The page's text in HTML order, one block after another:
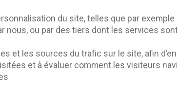
du site, telles que par exemple
nous, ou par des tiers dont les services
et les sources du trafic sur le site, afin
et à évaluer comment les visiteurs